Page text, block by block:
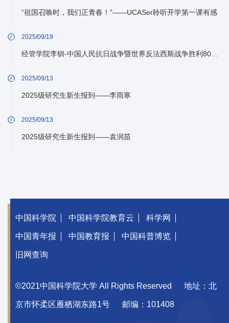
“祖国召唤时，我们正青春！”——UCASer聆听开学第一课有感
2025/09/19
经管学院李钏-中国人民抗日战争暨世界反法西斯战争胜利80周年纪念活动学习总结
2025/09/13
2025级研究生新生报到——李雨寒
2025/09/13
2025级研究生新生报到——袁润苗
中国科学院 中国科学院教育云 科学网
中国青年报 中国教育报 中国科普博览
旧网查询
©2021中国科学院大学 All Rights Reserved 地址：北
京市怀柔区雁栖湖东路1号 邮编：101408